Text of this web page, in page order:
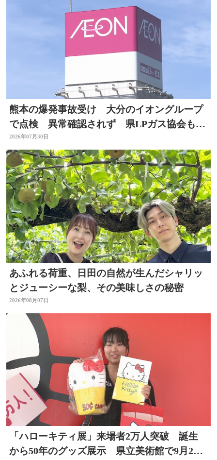
熊本の爆発事故受け 大分のイオングループ
で点検 異常確認されず 県LPガス協会も安
全点検を通知
2026年07月30日
あふれる荷重、日田の自然が生んだシャリッ
とジューシーな梨、その美味しさの秘密
2026年08月07日
「ハローキティ展」来場者2万人突破 誕生
から50年のグッズ展示 県立美術館で9月23